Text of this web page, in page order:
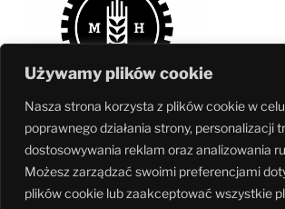
Używamy plików cookie
Nasza strona korzysta z plików cookie w
poprawnego działania strony, personalizacji
dostosowywania reklam oraz analizowania
Możesz zarządzać swoimi preferencjami
plików cookie lub zaakceptować wszystkie
Muzeum jest częściąFundacji Ochrony Dziedzictwa
Śląska – największej w Polsce niezależnej organizacji